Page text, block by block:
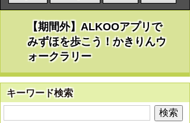
【期間外】ALKOOアプリで
みずほを歩こう！かきりんウ
ォークラリー
キーワード検索